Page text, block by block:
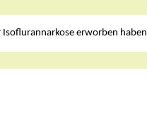
Isoflurannarkose erworben haben